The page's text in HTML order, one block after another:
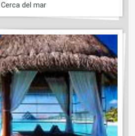
Cerca del mar